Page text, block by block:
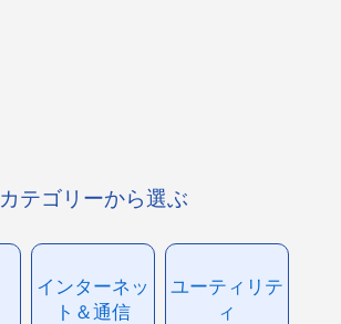
カテゴリーから選ぶ
インターネッ
ト＆通信
ユーティリテ
ィ